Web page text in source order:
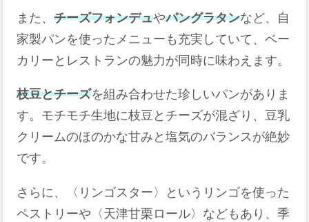
また、チーズフォンデュやパングラタンなど、自
家製パンを使ったメニューも充実していて、ベー
カリーとレストランの魅力が同時に味わえます。
枝豆とチーズを組み合わせた珍しいパンがありま
す。モチモチ生地に枝豆とチーズが混ざり、豆乳
クリームのほのかな甘みと塩気のバランスが絶妙
です。
さらに、〈リンゴスター〉というリンゴを使った
ペストリーや〈天津甘栗ロール〉などもあり、季